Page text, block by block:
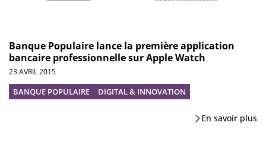
Banque Populaire lance la première application
bancaire professionnelle sur Apple Watch
23 AVRIL 2015
BANQUE POPULAIRE DIGITAL & INNOVATION
En savoir plus